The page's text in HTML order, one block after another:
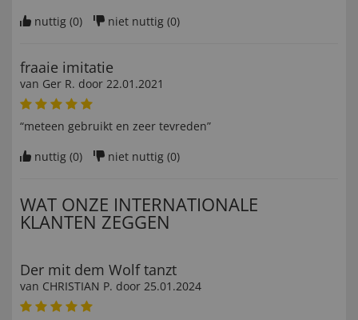
nuttig (0) niet nuttig (0)
fraaie imitatie
van Ger R. door 22.01.2021
“meteen gebruikt en zeer tevreden”
nuttig (0) niet nuttig (0)
WAT ONZE INTERNATIONALE
KLANTEN ZEGGEN
Der mit dem Wolf tanzt
van CHRISTIAN P. door 25.01.2024